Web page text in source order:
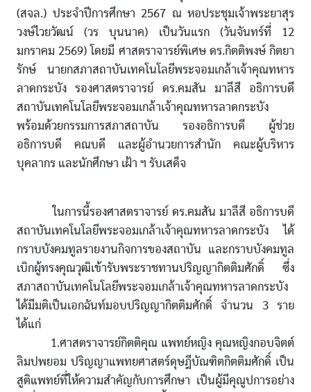
(สจล.) ประจำปีการศึกษา 2567 ณ หอประชุมเจ้าพระยาสุร
วงษ์ไวยวัฒน์ (วร บุนนาค) เป็นวันแรก (วันจันทร์ที่ 12
มกราคม 2569) โดยมี ศาสตราจารย์พิเศษ ดร.กิตติพงษ์ กิตยา
รักษ์ นายกสภาสถาบันเทคโนโลยีพระจอมเกล้าเจ้าคุณทหาร
ลาดกระบัง รองศาสตราจารย์ ดร.คมสัน มาลีสี อธิการบดี
สถาบันเทคโนโลยีพระจอมเกล้าเจ้าคุณทหารลาดกระบัง
พร้อมด้วยกรรมการสภาสถาบัน รองอธิการบดี ผู้ช่วย
อธิการบดี คณบดี และผู้อำนวยการสำนัก คณะผู้บริหาร
บุคลากร และนักศึกษา เฝ้า ฯ รับเสด็จ
ในการนี้รองศาสตราจารย์ ดร.คมสัน มาลีสี อธิการบดี
สถาบันเทคโนโลยีพระจอมเกล้าเจ้าคุณทหารลาดกระบัง ได้
กราบบังคมทูลรายงานกิจการของสถาบัน และกราบบังคมทูล
เบิกผู้ทรงคุณวุฒิเข้ารับพระราชทานปริญญากิตติมศักดิ์ ซึ่ง
สภาสถาบันเทคโนโลยีพระจอมเกล้าเจ้าคุณทหารลาดกระบัง
ได้มีมติเป็นเอกฉันท์มอบปริญญากิตติมศักดิ์ จำนวน 3 ราย
ได้แก่
1.ศาสตราจารย์กิตติคุณ แพทย์หญิง คุณหญิงกอบจิตต์
ลิมปพยอม ปริญญาแพทยศาสตร์ดุษฎีบัณฑิตกิตติมศักดิ์ เป็น
สูติแพทย์ที่ให้ความสำคัญกับการศึกษา เป็นผู้มีคุณูปการอย่าง